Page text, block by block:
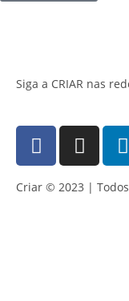
Siga a CRIAR nas
Criar © 2023 |